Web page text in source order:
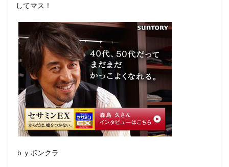
してマス！
ｂｙボンクラ